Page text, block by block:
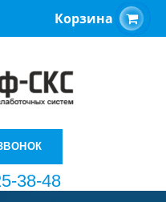
Корзина
38-48